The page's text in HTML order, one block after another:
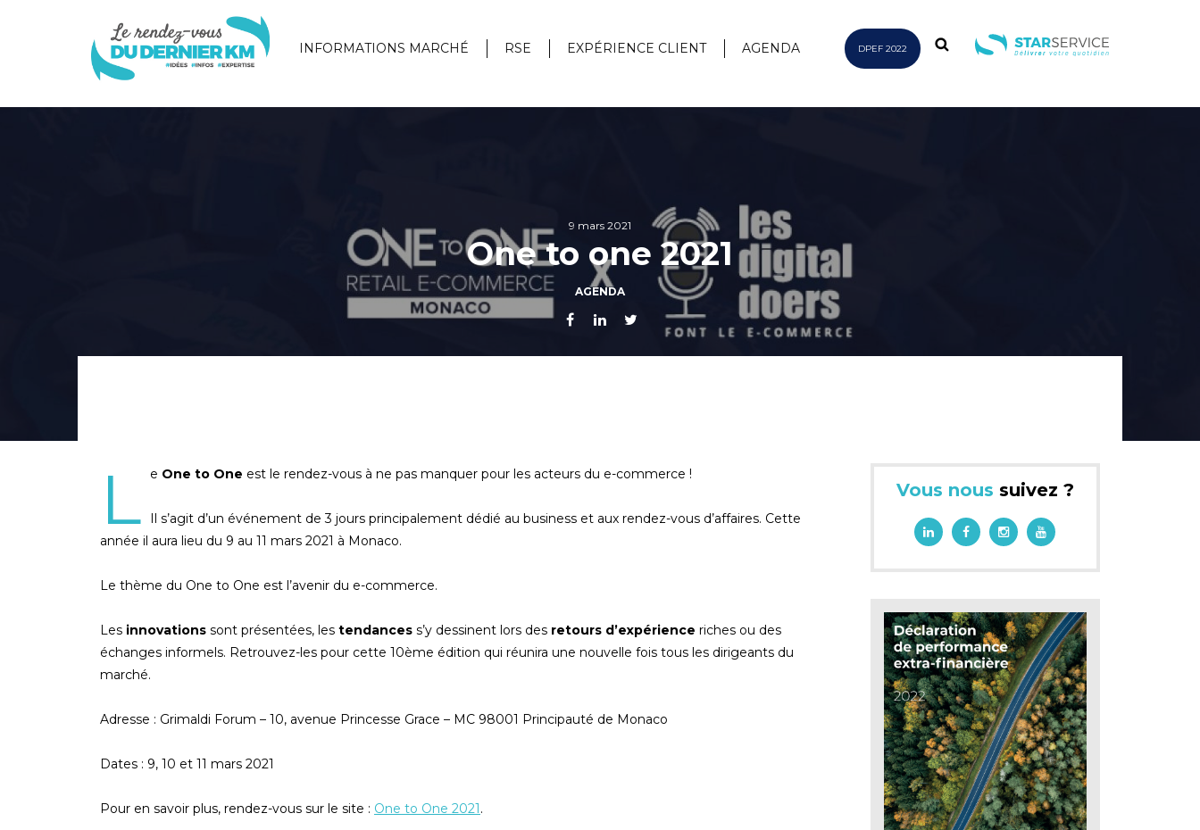
INFORMATIONS MARCHÉ RSE EXPÉRIENCE CLIENT AGENDA DPEF 2022
9 mars 2021
One to one 2021
AGENDA
L e One to One est le rendez-vous à ne pas manquer pour les acteurs du e-commerce !
Il s’agit d’un événement de 3 jours principalement dédié au business et aux rendez-vous d’affaires. Cette
année il aura lieu du 9 au 11 mars 2021 à Monaco.
Le thème du One to One est l’avenir du e-commerce.
Les innovations sont présentées, les tendances s’y dessinent lors des retours d’expérience riches ou des
échanges informels. Retrouvez-les pour cette 10ème édition qui réunira une nouvelle fois tous les dirigeants du
marché.
Adresse : Grimaldi Forum – 10, avenue Princesse Grace – MC 98001 Principauté de Monaco
Dates : 9, 10 et 11 mars 2021
Pour en savoir plus, rendez-vous sur le site : One to One 2021.
Vous nous suivez ?